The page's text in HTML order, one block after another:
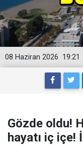
19:21
08 Haziran 2026
Gözde oldu!
hayatı iç